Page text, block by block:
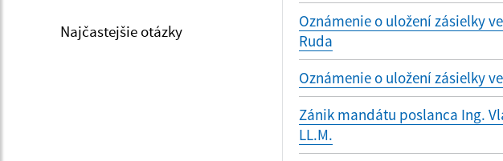
Najčastejšie otázky
Oznámenie o uložení zásielky
Ruda
Oznámenie o uložení zásielky
Zánik mandátu poslanca Ing.
LL.M.